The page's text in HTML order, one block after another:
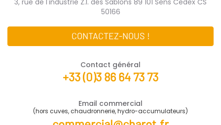
3, rue de l'industrie Z.I. des Sablons 89 101 Sens Cedex CS
50166
CONTACTEZ-NOUS !
Contact général
+33 (0)3 86 64 73 73
Email commercial
(hors cuves, chaudronnerie, hydro-accumulateurs)